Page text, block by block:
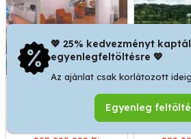
fogászati rendelő céggel
m2-es
💖 25% kedvezményt kaptál
egyenlegfeltöltésre 💖
Az ajánlat csak korlátozott
Egyenleg